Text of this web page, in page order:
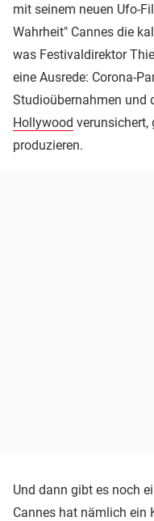
mit seinem neuen Ufo-
Wahrheit" Cannes die
was Festivaldirektor
eine Ausrede: Corona-
Studioübernahmen und
Hollywood verunsichert,
produzieren.
Und dann gibt es noch
Cannes hat nämlich ein